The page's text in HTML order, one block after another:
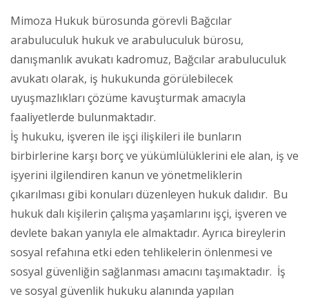
Mimoza Hukuk bürosunda görevli Bağcılar
arabuluculuk hukuk ve arabuluculuk bürosu,
danışmanlık avukatı kadromuz, Bağcılar arabuluculuk
avukatı olarak, iş hukukunda görülebilecek
uyuşmazlıkları çözüme kavuşturmak amacıyla
faaliyetlerde bulunmaktadır.
İş hukuku, işveren ile işçi ilişkileri ile bunların
birbirlerine karşı borç ve yükümlülüklerini ele alan, iş ve
işyerini ilgilendiren kanun ve yönetmeliklerin
çıkarılması gibi konuları düzenleyen hukuk dalıdır. Bu
hukuk dalı kişilerin çalışma yaşamlarını işçi, işveren ve
devlete bakan yanıyla ele almaktadır. Ayrıca bireylerin
sosyal refahına etki eden tehlikelerin önlenmesi ve
sosyal güvenliğin sağlanması amacını taşımaktadır. İş
ve sosyal güvenlik hukuku alanında yapılan